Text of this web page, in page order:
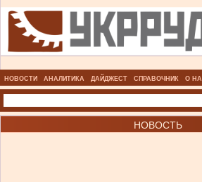
НОВОСТИ АНАЛИТИКА ДАЙДЖЕСТ СПРАВОЧНИК О
НОВОСТЬ